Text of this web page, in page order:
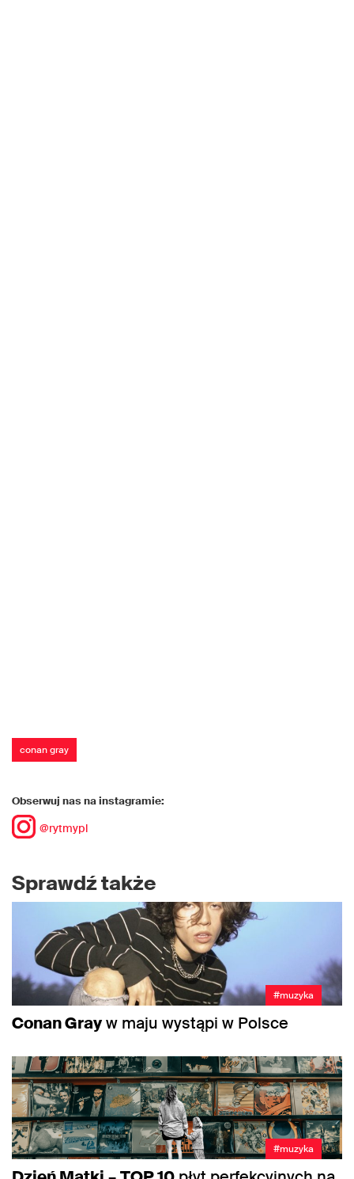
conan gray
Obserwuj nas na instagramie:
@rytmypl
Sprawdź także
#muzyka
Conan Grayw maju wystąpi w Polsce
#muzyka